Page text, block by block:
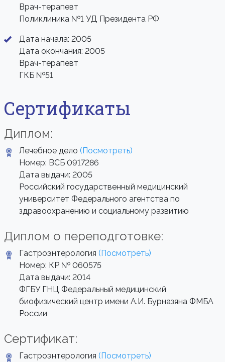
Врач-терапевт
Поликлиника №1 УД Президента РФ
Дата начала: 2005
Дата окончания: 2005
Врач-терапевт
ГКБ №51
Сертификаты
Диплом:
Лечебное дело (Посмотреть)
Номер: ВСБ 0917286
Дата выдачи: 2005
Российский государственный медицинский
университет Федерального агентства по
здравоохранению и социальному развитию
Диплом о переподготовке:
Гастроэнтерология (Посмотреть)
Номер: КР № 060575
Дата выдачи: 2014
ФГБУ ГНЦ Федеральный медицинский
биофизический центр имени А.И. Бурназяна ФМБА
России
Сертификат:
Гастроэнтерология (Посмотреть)